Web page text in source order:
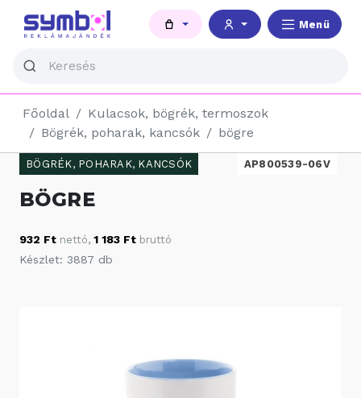
Menü
Főoldal
Kulacsok, bögrék, termoszok
Bögrék, poharak, kancsók
bögre
BÖGRÉK, POHARAK, KANCSÓK AP800539-06V
BÖGRE
932 Ft nettó, 1 183 Ft bruttó
Készlet: 3887 db